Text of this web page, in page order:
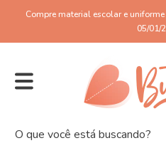
Compre material escolar e
05/01/